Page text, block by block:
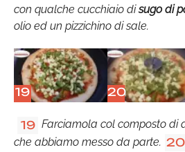
con qualche cucchiaio disugo di
olio ed un pizzichino di sale.
19 20
19 Farciamola col composto di
che abbiamo messo da parte. 20